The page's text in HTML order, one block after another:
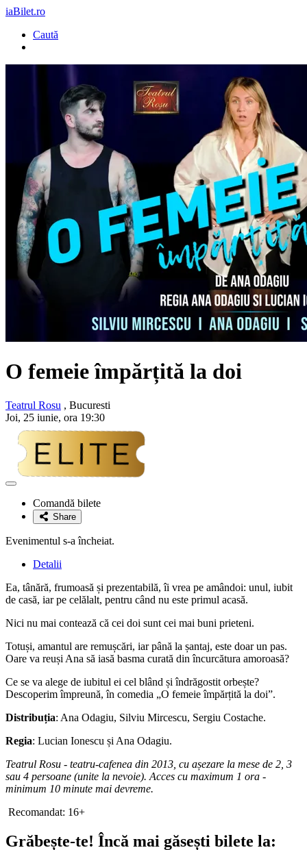
iaBilet.ro
Caută
O femeie împărțită la doi
Teatrul Rosu , Bucuresti
Joi, 25 iunie, ora 19:30
Adaugă
favoriteComandă bilete
Share
Evenimentul s-a încheiat.
Detalii
Ea, tânără, frumoasă și prezentabilă, îi vrea pe amândoi: unul, iubit
de casă, iar pe celălalt, pentru când nu este primul acasă.
Nici nu mai contează că cei doi sunt cei mai buni prieteni.
Totuși, amantul are remușcări, iar până la șantaj, este doar un pas.
Oare va reuși Ana să iasă basma curată din încurcătura amoroasă?
Ce se va alege de iubitul ei cel blând și îndrăgostit orbește?
Descoperim împreună, în comedia „O femeie împărțită la doi”.
Distribuția: Ana Odagiu, Silviu Mircescu, Sergiu Costache.
Regia: Lucian Ionescu și Ana Odagiu.
Teatrul Rosu - teatru-cafenea din 2013, cu așezare la mese de 2, 3
sau 4 persoane (unite la nevoie). Acces cu maximum 1 ora -
minimum 10 minute mai devreme.
Recomandat: 16+
Grăbește-te! Încă mai găsești bilete la: